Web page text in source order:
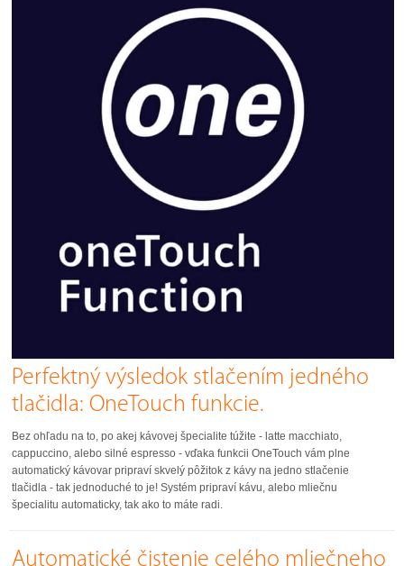
Perfektný výsledok stlačením jedného
tlačidla: OneTouch funkcie.
Bez ohľadu na to, po akej kávovej špecialite túžite - latte macchiato,
cappuccino, alebo silné espresso - vďaka funkcii OneTouch vám plne
automatický kávovar pripraví skvelý pôžitok z kávy na jedno stlačenie
tlačidla - tak jednoduché to je! Systém pripraví kávu, alebo mliečnu
špecialitu automaticky, tak ako to máte radi.
Automatické čistenie celého mliečneho